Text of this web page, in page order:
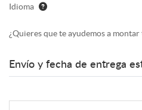
Idioma
¿Quieres que te ayudemos a
Envío y fecha de entrega